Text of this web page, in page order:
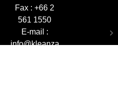
Fax : +66 2
561 1550
E-mail :
info@kleanza